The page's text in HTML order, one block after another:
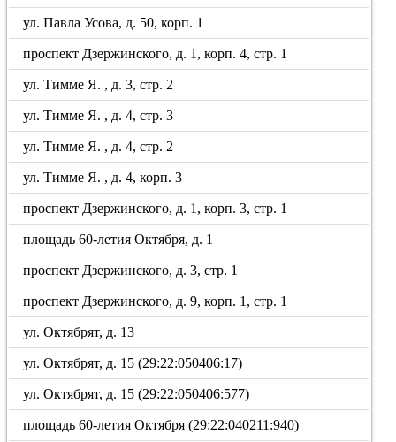
ул. Павла Усова, д. 50, корп. 1
проспект Дзержинского, д. 1, корп. 4, стр. 1
ул. Тимме Я. , д. 3, стр. 2
ул. Тимме Я. , д. 4, стр. 3
ул. Тимме Я. , д. 4, стр. 2
ул. Тимме Я. , д. 4, корп. 3
проспект Дзержинского, д. 1, корп. 3, стр. 1
площадь 60-летия Октября, д. 1
проспект Дзержинского, д. 3, стр. 1
проспект Дзержинского, д. 9, корп. 1, стр. 1
ул. Октябрят, д. 13
ул. Октябрят, д. 15 (29:22:050406:17)
ул. Октябрят, д. 15 (29:22:050406:577)
площадь 60-летия Октября (29:22:040211:940)